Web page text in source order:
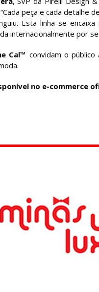
peça e cada detalhe
Esta linha se
internacionalmente por
Cal™ convidam o
no e-commerce